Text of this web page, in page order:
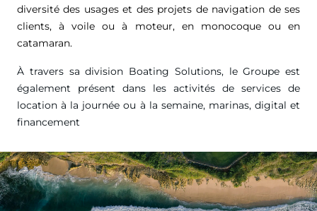
diversité des usages et des projets de navigation de ses
clients, à voile ou à moteur, en monocoque ou en
catamaran.
À travers sa division Boating Solutions, le Groupe est
également présent dans les activités de services de
location à la journée ou à la semaine, marinas, digital et
financement